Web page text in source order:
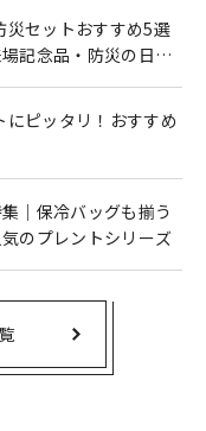
災セットおすすめ5選
記念品・防災の日に
にピッタリ！おすすめ
｜保冷バッグも揃う
のプレントシリーズ